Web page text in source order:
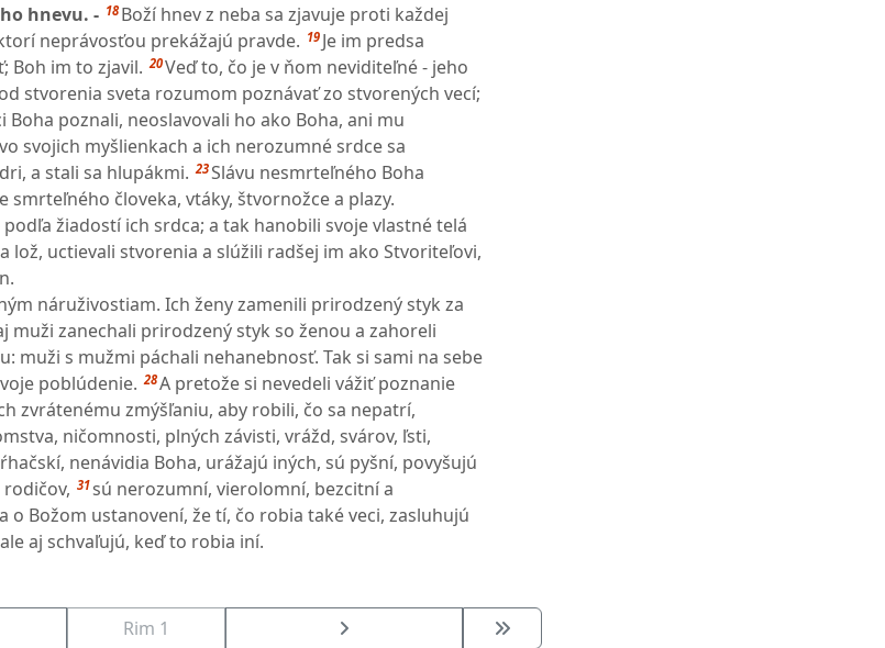
hnevu. - 18 Boží hnev z neba sa zjavuje proti každej
neprávosťou prekážajú pravde. 19 Je im predsa
Boh im to zjavil. 20Veď to, čo je v ňom neviditeľné - jeho
stvorenia sveta rozumom poznávať zo stvorených vecí;
Boha poznali, neoslavovali ho ako Boha, ani mu
svojich myšlienkach a ich nerozumné srdce sa
a stali sa hlupákmi. 23Slávu nesmrteľného Boha
smrteľného človeka, vtáky, štvornožce a plazy.
žiadostí ich srdca; a tak hanobili svoje vlastné telá
lož, uctievali stvorenia a slúžili radšej im ako Stvoriteľovi,
náruživostiam. Ich ženy zamenili prirodzený styk za
muži zanechali prirodzený styk so ženou a zahoreli
muži s mužmi páchali nehanebnosť. Tak si sami na sebe
poblúdenie. 28A pretože si nevedeli vážiť poznanie
zvrátenému zmýšľaniu, aby robili, čo sa nepatrí,
ničomnosti, plných závisti, vrážd, svárov, ľsti,
nenávidia Boha, urážajú iných, sú pyšní, povyšujú
31sú nerozumní, vierolomní, bezcitní a
o Božom ustanovení, že tí, čo robia také veci, zasluhujú
aj schvaľujú, keď to robia iní.
Rim 1